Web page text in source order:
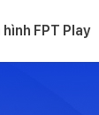
FPT Play